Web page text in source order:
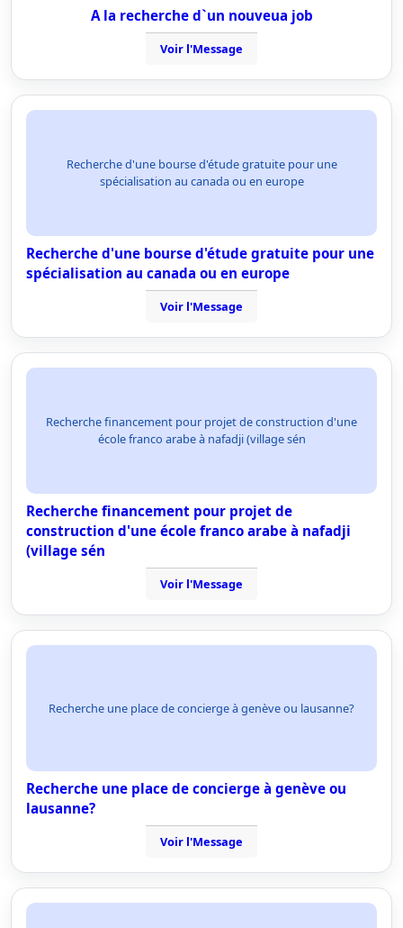
A la recherche d`un nouveua job
Voir l'Message
Recherche d'une bourse d'étude gratuite pour une
spécialisation au canada ou en europe
Recherche d'une bourse d'étude gratuite pour une
spécialisation au canada ou en europe
Voir l'Message
Recherche financement pour projet de construction d'une
école franco arabe à nafadji (village sén
Recherche financement pour projet de
construction d'une école franco arabe à nafadji
(village sén
Voir l'Message
Recherche une place de concierge à genève ou lausanne?
Recherche une place de concierge à genève ou
lausanne?
Voir l'Message